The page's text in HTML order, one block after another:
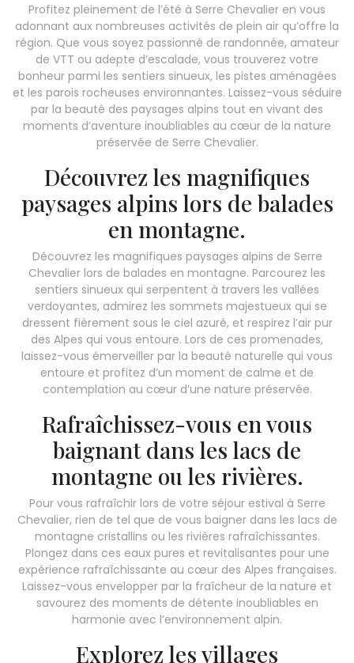
Profitez pleinement de l’été à Serre Chevalier en vous
adonnant aux nombreuses activités de plein air qu’offre la
région. Que vous soyez passionné de randonnée, amateur
de VTT ou adepte d’escalade, vous trouverez votre
bonheur parmi les sentiers sinueux, les pistes aménagées
et les parois rocheuses environnantes. Laissez-vous séduire
par la beauté des paysages alpins tout en vivant des
moments d’aventure inoubliables au cœur de la nature
préservée de Serre Chevalier.
Découvrez les magnifiques
paysages alpins lors de balades
en montagne.
Découvrez les magnifiques paysages alpins de Serre
Chevalier lors de balades en montagne. Parcourez les
sentiers sinueux qui serpentent à travers les vallées
verdoyantes, admirez les sommets majestueux qui se
dressent fièrement sous le ciel azuré, et respirez l’air pur
des Alpes qui vous entoure. Lors de ces promenades,
laissez-vous émerveiller par la beauté naturelle qui vous
entoure et profitez d’un moment de calme et de
contemplation au cœur d’une nature préservée.
Rafraîchissez-vous en vous
baignant dans les lacs de
montagne ou les rivières.
Pour vous rafraîchir lors de votre séjour estival à Serre
Chevalier, rien de tel que de vous baigner dans les lacs de
montagne cristallins ou les rivières rafraîchissantes.
Plongez dans ces eaux pures et revitalisantes pour une
expérience rafraîchissante au cœur des Alpes françaises.
Laissez-vous envelopper par la fraîcheur de la nature et
savourez des moments de détente inoubliables en
harmonie avec l’environnement alpin.
Explorez les villages